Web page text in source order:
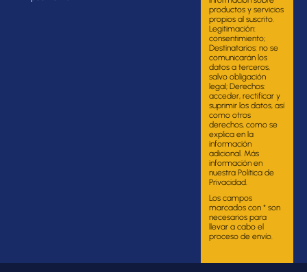
productos y servicios
propios al suscrito.
Legitimación:
consentimiento;
Destinatarios: no se
comunicarán los
datos a terceros,
salvo obligación
legal; Derechos:
acceder, rectificar y
suprimir los datos, así
como otros
derechos, como se
explica en la
información
adicional. Más
información en
nuestra Política de
Privacidad.
Los campos
marcados con * son
necesarios para
llevar a cabo el
proceso de envío.